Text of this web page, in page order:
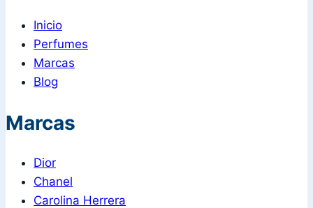
Inicio
Perfumes
Marcas
Blog
Marcas
Dior
Chanel
Carolina Herrera